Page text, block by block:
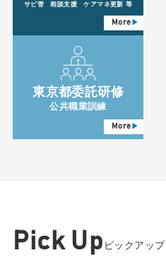
サビ管 相談支援 ケアマネ更新 等
More
東京都委託研修
公共職業訓練
More
Pick Up ピックアップ